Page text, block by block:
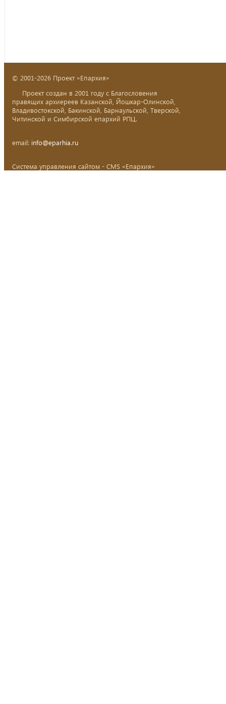
© 2001-2026 Проект «Епархия»
Проект создан в 2001 году с Благословения
правящих архиереев Казанской, Йошкар-Олинской,
Владивостокской, Бакинской, Барнаульской, Тверской,
Читинской и Симбирской епархий РПЦ.
email: info@eparhia.ru
Система управления сайтом - CMS «Епархия»